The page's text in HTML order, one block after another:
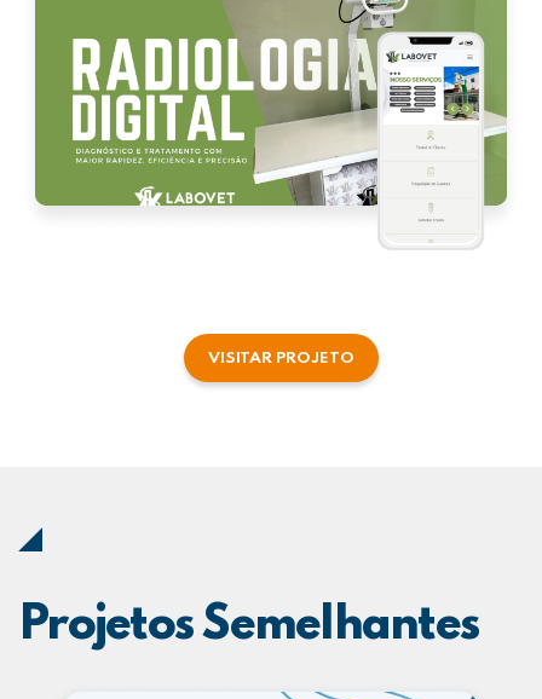
VISITAR PROJETO
Projetos Semelhantes